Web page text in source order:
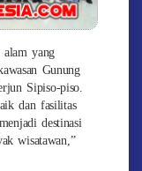
alam yang
Gunung
Sipiso-piso.
dan fasilitas
destinasi
wisatawan,”